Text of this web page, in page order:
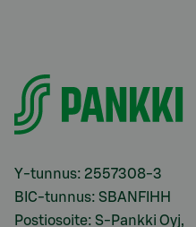
Y-tunnus: 2557308-3
BIC-tunnus: SBANFIHH
Postiosoite: S-Pankki Oyj,